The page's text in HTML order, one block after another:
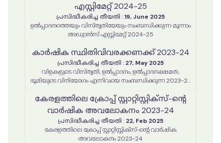
എസ്റ്റിമേറ്റ് 2024-25
പ്രസിദ്ധീകരിച്ച തീയതി :19, June 2025
ഉൽപ്പാദനത്തെയും വിസ്തൃതിയേയും സംബന്ധിക്കുന്ന മൂന്നാം
അഡ്വാൻസ് എസ്റ്റിമേറ്റ് 2024-25
കാർഷിക സ്ഥിതിവിവരക്കണക്ക് 2023-24
പ്രസിദ്ധീകരിച്ച തീയതി : 27, May 2025
വിളകളുടെ വിസ്തൃതി, ഉൽപ്പാദനം, ഉൽപ്പാദനക്ഷമത,
ഭൂമിയുടെ വിനിയോഗം എന്നിവയെ സംബന്ധിക്കുന്ന 2023-24
കേരളത്തിലെ ക്രോപ്പ് സ്റ്റാറ്റിസ്റ്റിക്‌സ്-ന്റെ
വാർഷിക അവലോകനം 2023-24
പ്രസിദ്ധീകരിച്ച തീയതി : 22, Feb 2025
കേരളത്തിലെ ക്രോപ്പ് സ്റ്റാറ്റിസ്റ്റിക്‌സ്-ന്റെ വാർഷിക
അവലോകനം 2023-24